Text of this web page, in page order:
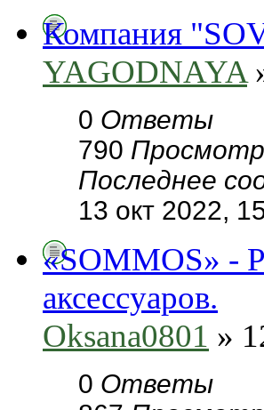
Компания
YAGODNAYA
0 Ответы
790
Последнее
13 окт 2022,
«SOMMOS» -
аксессуаров.
Oksana0801 »
0 Ответы